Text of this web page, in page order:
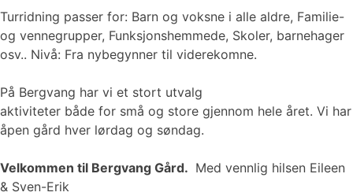
Turridning passer for: Barn og voksne i alle aldre, Familie-
og vennegrupper, Funksjonshemmede, Skoler, barnehager
osv.. Nivå: Fra nybegynner til viderekomne.
På Bergvang har vi et stort utvalg
aktiviteter både for små og store gjennom hele året. Vi har
åpen gård hver lørdag og søndag.
Velkommen til Bergvang Gård. Med vennlig hilsen Eileen
& Sven-Erik